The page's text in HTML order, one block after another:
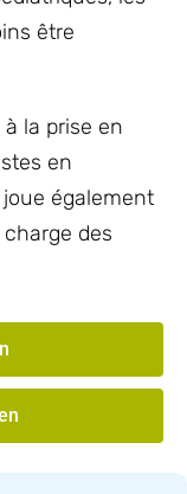
être
la prise en
en
également
des